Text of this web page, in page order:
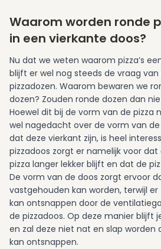
Waarom worden ronde
in een vierkante doos?
Nu dat we weten waarom pizza’s
blijft er wel nog steeds de vraag
pizzadozen. Waarom bewaren we
dozen? Zouden ronde dozen dan
Hoewel dit bij de vorm van de pizza
wel nagedacht over de vorm van de
dat deze vierkant zijn, is heel
pizzadoos zorgt er namelijk voor
pizza langer lekker blijft en dat de
De vorm van de doos zorgt ervoor
vastgehouden kan worden, terwijl
kan ontsnappen door de
de pizzadoos. Op deze manier blijft
en zal deze niet nat en slap
kan ontsnappen.